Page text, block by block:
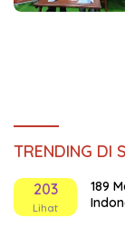
TRENDING DI
203
Lihat
189